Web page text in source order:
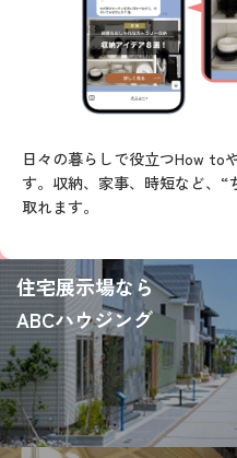
日々の暮らしで役立つHow to
す。収納、家事、時短など、“
取れます。
住宅展示場なら
ABCハウジング